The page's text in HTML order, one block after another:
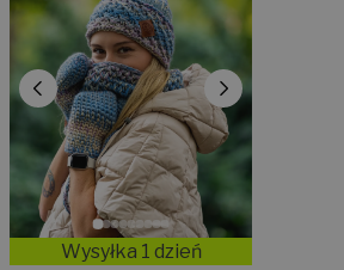
Wysyłka 1 dzień